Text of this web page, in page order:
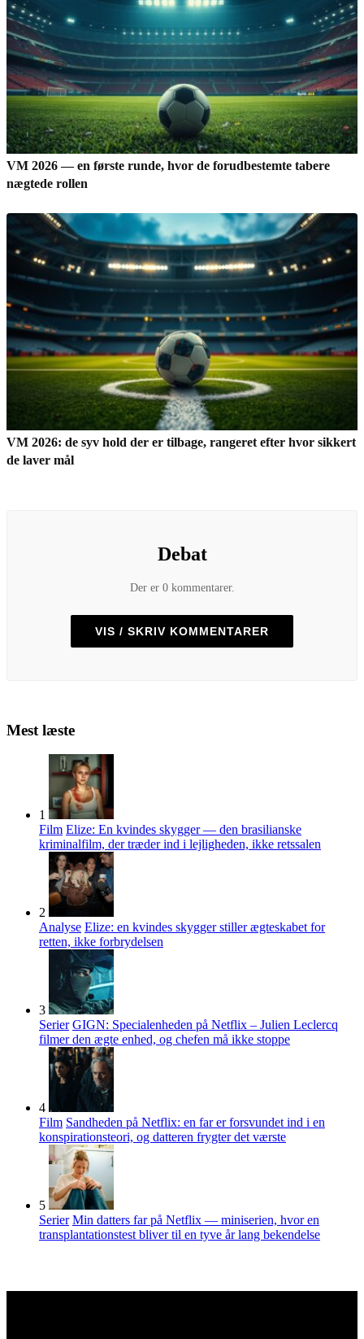
VM 2026 — en første runde, hvor de forudbestemte tabere
nægtede rollen
VM 2026: de syv hold der er tilbage, rangeret efter hvor sikkert
de laver mål
Debat
Der er 0 kommentarer.
VIS / SKRIV KOMMENTARER
Mest læste
1
Film Elize: En kvindes skygger — den brasilianske
kriminalfilm, der træder ind i lejligheden, ikke retssalen
2
Analyse Elize: en kvindes skygger stiller ægteskabet for
retten, ikke forbrydelsen
3
Serier GIGN: Specialenheden på Netflix – Julien Leclercq
filmer den ægte enhed, og chefen må ikke stoppe
4
Film Sandheden på Netflix: en far er forsvundet ind i en
konspirationsteori, og datteren frygter det værste
5
Serier Min datters far på Netflix — miniserien, hvor en
transplantationstest bliver til en tyve år lang bekendelse